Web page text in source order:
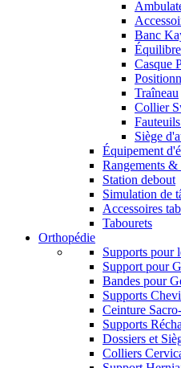
Banc
Équilibre
Casque
Traîneau
Collier
Siège
Équipement
Rangements &
Station debout
Simulation de
Accessoires
Tabourets
Orthopédie
Supports pour
Support pour
Bandes pour
Supports
Ceinture
Supports
Dossiers et
Colliers